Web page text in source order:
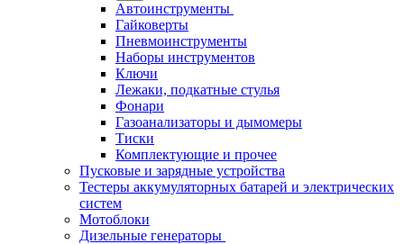
Автоинструменты
Гайковерты
Пневмоинструменты
Наборы инструментов
Ключи
Лежаки, подкатные стулья
Фонари
Газоанализаторы и дымомеры
Тиски
Комплектующие и прочее
Пусковые и зарядные устройства
Тестеры аккумуляторных батарей и электрических
систем
Мотоблоки
Дизельные генераторы